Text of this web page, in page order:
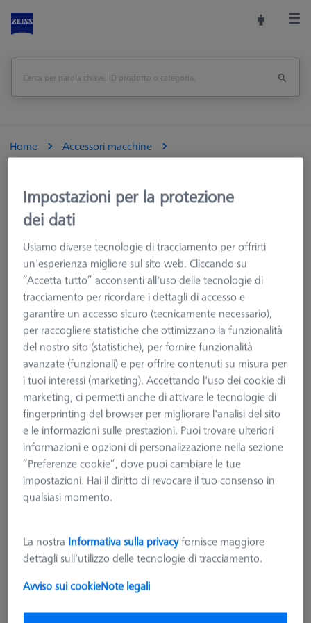
Home
Accessori macchine
Set base RSH-214 (senza sfera di riferimento)
Stampa pagina
<<Panoramica
Set base RSH-214 (senza sfera di
riferimento)
Impostazioni per la protezione
dei dati
Usiamo diverse tecnologie di tracciamento per offrirti
un'esperienza migliore sul sito web. Cliccando su
“Accetta tutto” acconsenti all'uso delle tecnologie di
tracciamento per ricordare i dettagli di accesso e
garantire un accesso sicuro (tecnicamente necessario),
per raccogliere statistiche che ottimizzano la funzionalità
del nostro sito (statistiche), per fornire funzionalità
avanzate (funzionali) e per offrire contenuti su misura per
i tuoi interessi (marketing). Accettando l'uso dei cookie di
marketing, ci permetti anche di attivare le tecnologie di
fingerprinting del browser per migliorare l'analisi del sito
e le informazioni sulle prestazioni. Puoi trovare ulteriori
informazioni e opzioni di personalizzazione nella sezione
“Preferenze cookie”, dove puoi cambiare le tue
impostazioni. Hai il diritto di revocare il tuo consenso in
qualsiasi momento.
La nostra Informativa sulla privacyfornisce maggiore
dettagli sull'utilizzo delle tecnologie di tracciamento.
Avviso sui cookieNote legali